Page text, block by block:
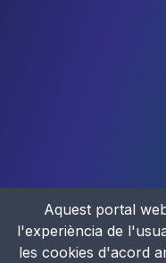
Aquest portal
l'experiència de
les cookies d'acord